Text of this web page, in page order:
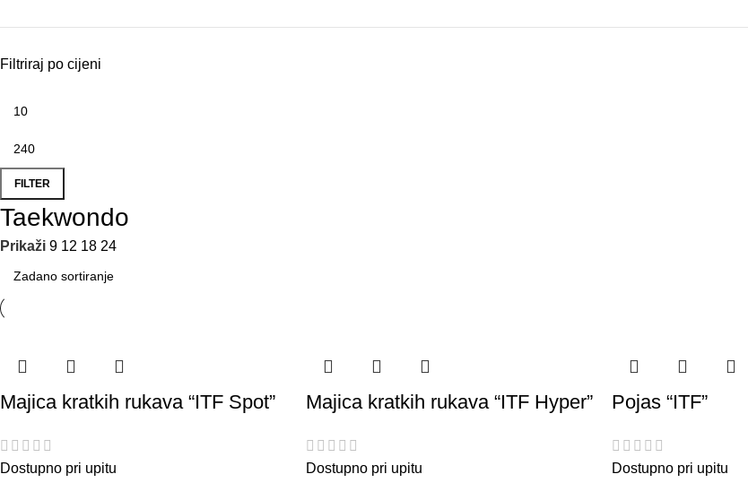
Filtriraj po cijeni
FILTER
Taekwondo
Prikaži 9 12 18 24
Majica kratkih rukava “ITF Spot”
Dostupno pri upitu
Majica kratkih rukava “ITF Hyper”
Dostupno pri upitu
Pojas “ITF”
Dostupno pri upitu